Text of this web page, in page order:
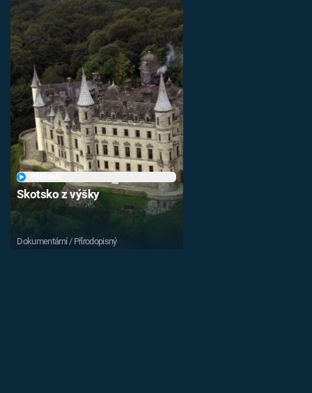
Skotsko z výšky
Dokumentární / Přírodopisný